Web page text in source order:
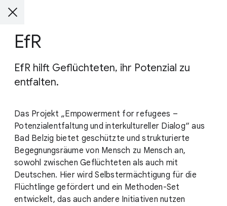
EfR
EfR hilft Geflüchteten, ihr Potenzial zu
entfalten.
Das Projekt „Empowerment for refugees –
Potenzialentfaltung und interkultureller Dialog“ aus
Bad Belzig bietet geschützte und strukturierte
Begegnungsräume von Mensch zu Mensch an,
sowohl zwischen Geflüchteten als auch mit
Deutschen. Hier wird Selbstermächtigung für die
Flüchtlinge gefördert und ein Methoden-Set
entwickelt, das auch andere Initiativen nutzen